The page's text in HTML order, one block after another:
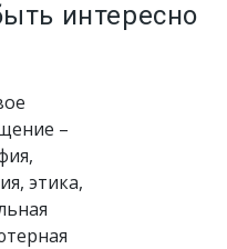
интересно
–
этика,